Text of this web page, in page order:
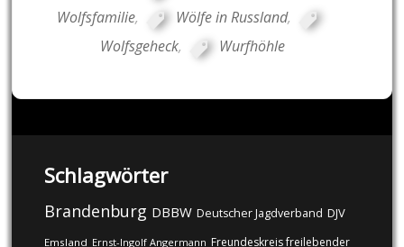
Wolfsfamilie, Wölfe in Russland,
Wolfsgeheck, Wurfhöhle
Schlagwörter
Brandenburg DBBW Deutscher Jagdverband DJV
Emsland Ernst-Ingolf Angermann Freundeskreis freilebender